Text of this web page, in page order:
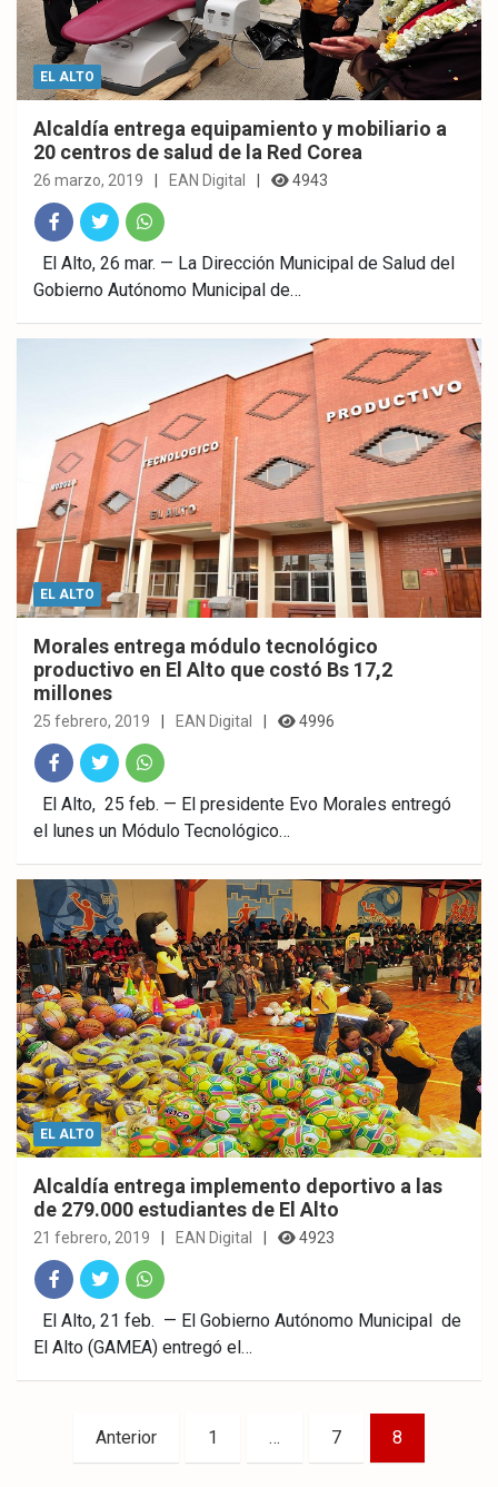
EL ALTO
Alcaldía entrega equipamiento y mobiliario a
20 centros de salud de la Red Corea
26 marzo, 2019 EAN Digital 4943
Fac
ebo
ok
Twitt
er
What
sAp
p
El Alto, 26 mar. — La Dirección Municipal de Salud del
Gobierno Autónomo Municipal de…
EL ALTO
Morales entrega módulo tecnológico
productivo en El Alto que costó Bs 17,2
millones
25 febrero, 2019 EAN Digital 4996
Fac
ebo
ok
Twitt
er
What
sAp
p
El Alto, 25 feb. — El presidente Evo Morales entregó
el lunes un Módulo Tecnológico…
EL ALTO
Alcaldía entrega implemento deportivo a las
de 279.000 estudiantes de El Alto
21 febrero, 2019 EAN Digital 4923
Fac
ebo
Twitt
er
What
sAp
El Alto, 21 feb. — El Gobierno Autónomo Municipal de
El Alto (GAMEA) entregó el…
Paginación
Anterior 1 … 7 8